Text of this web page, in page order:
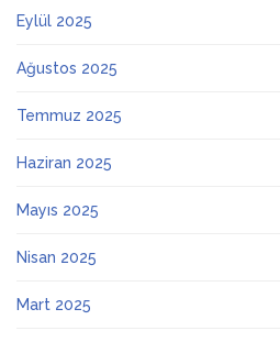
Eylül 2025
Ağustos 2025
Temmuz 2025
Haziran 2025
Mayıs 2025
Nisan 2025
Mart 2025